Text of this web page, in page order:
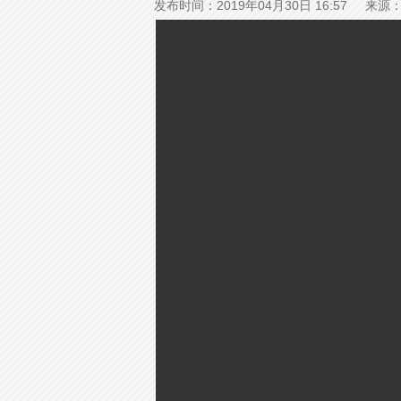
发布时间：2019年04月30日 16:57 来源